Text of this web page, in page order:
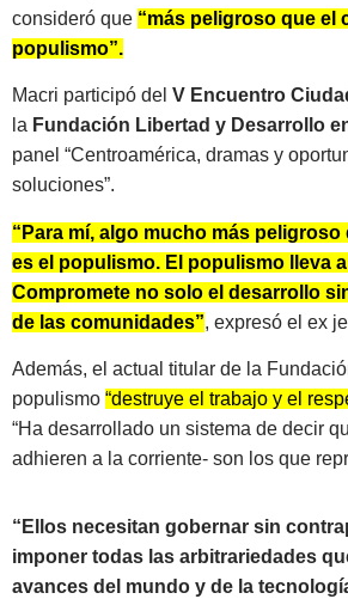
consideró que “más peligroso que el
populismo”.
Macri participó del V Encuentro
la Fundación Libertad y Desarrollo
panel “Centroamérica, dramas y
soluciones”.
“Para mí, algo mucho más
es el populismo. El populismo lleva
Compromete no solo el desarrollo
de las comunidades”, expresó el ex
Además, el actual titular de la
populismo “destruye el trabajo y el
“Ha desarrollado un sistema de decir
adhieren a la corriente- son los que
“Ellos necesitan gobernar sin
imponer todas las arbitrariedades
avances del mundo y de la